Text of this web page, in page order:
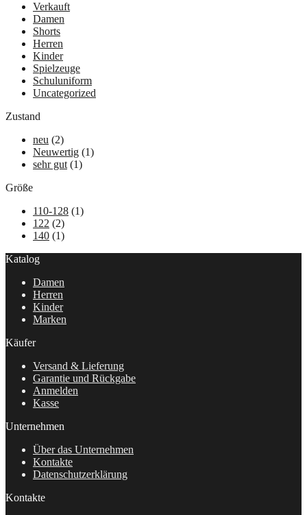
Verkauft
Damen
Shorts
Herren
Kinder
Spielzeuge
Schuluniform
Uncategorized
Zustand
neu (2)
Neuwertig (1)
sehr gut (1)
Größe
110-128 (1)
122 (2)
140 (1)
Katalog
Damen
Herren
Kinder
Marken
Käufer
Versand & Lieferung
Garantie und Rückgabe
Anmelden
Kasse
Unternehmen
Über das Unternehmen
Kontakte
Datenschutzerklärung
Kontakte